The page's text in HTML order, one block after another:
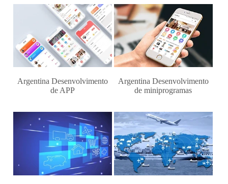
Argentina Desenvolvimento
de APP
Argentina Desenvolvimento
de miniprogramas